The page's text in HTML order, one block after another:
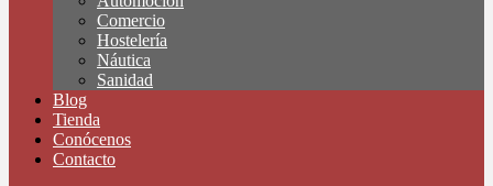
Comercio
Hostelería
Náutica
Sanidad
Blog
Tienda
Conócenos
Contacto